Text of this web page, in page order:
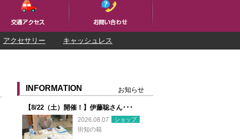
アクセサリー キャッシュレス
INFORMATION お知らせ
【8/22（土）開催！】伊藤聡さん･･･
2026.08.07
ショップ
街知の箱